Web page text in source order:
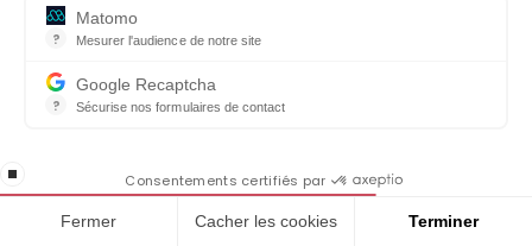
?
Matomo
Mesurer l'audience de notre site
?
Google Recaptcha
Sécurise nos formulaires de contact
stop loading Consentements certifiés par
Fermer Cacher les cookies Terminer
politique de confidentialité de ce site
Aide
Qui sommes-nous ?
Mentions légales